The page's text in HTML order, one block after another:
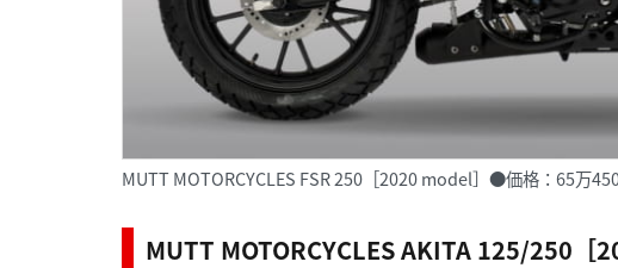
MUTT MOTORCYCLES FSR 250［2020 model］●価格：65万
MUTT MOTORCYCLES AKITA 125/250［